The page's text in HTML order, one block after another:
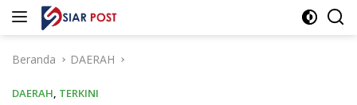
konten
Beranda DAERAH
DAERAH, TERKINI